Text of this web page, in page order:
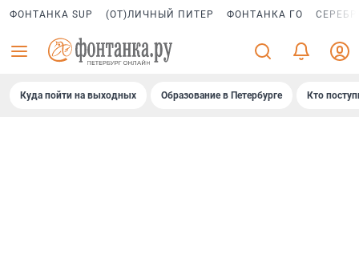
ФОНТАНКА SUP (ОТ)ЛИЧНЫЙ ПИТЕР ФОНТАНКА ГО
Куда пойти на выходных Образование в Петербурге Кто